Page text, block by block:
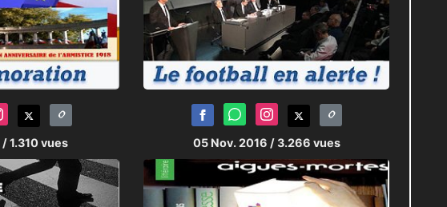
/ 1.310 vues 05 Nov. 2016 / 3.266 vues